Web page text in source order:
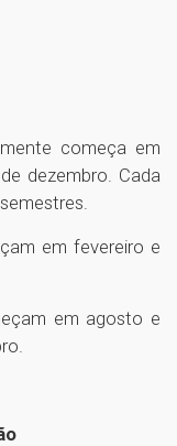
começa em
dezembro. Cada
em fevereiro e
em agosto e